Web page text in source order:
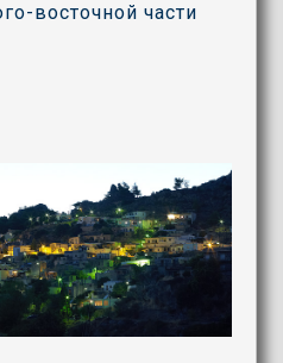
восточной части